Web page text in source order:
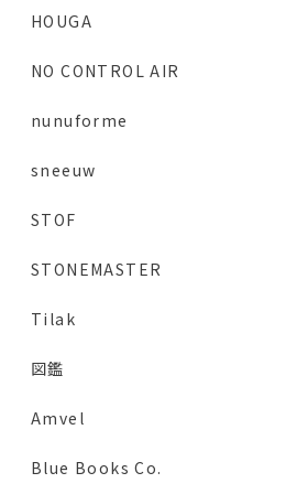
HOUGA
NO CONTROL AIR
nunuforme
sneeuw
STOF
STONEMASTER
Tilak
図鑑
Amvel
Blue Books Co.